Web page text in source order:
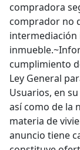
compradora
comprador no
intermediación
cumplimiento
Ley General
Usuarios, en
así como de la
materia de
anuncio tiene